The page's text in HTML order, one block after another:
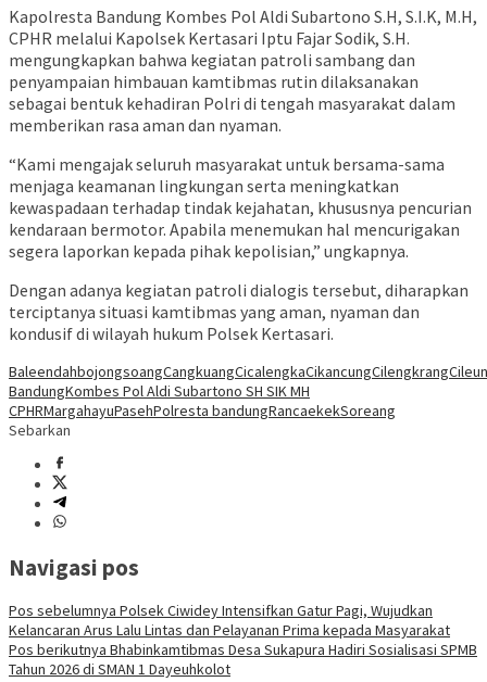
Kapolresta Bandung Kombes Pol Aldi Subartono S.H, S.I.K, M.H,
CPHR melalui Kapolsek Kertasari Iptu Fajar Sodik, S.H.
mengungkapkan bahwa kegiatan patroli sambang dan
penyampaian himbauan kamtibmas rutin dilaksanakan
sebagai bentuk kehadiran Polri di tengah masyarakat dalam
memberikan rasa aman dan nyaman.
“Kami mengajak seluruh masyarakat untuk bersama-sama
menjaga keamanan lingkungan serta meningkatkan
kewaspadaan terhadap tindak kejahatan, khususnya pencurian
kendaraan bermotor. Apabila menemukan hal mencurigakan
segera laporkan kepada pihak kepolisian,” ungkapnya.
Dengan adanya kegiatan patroli dialogis tersebut, diharapkan
terciptanya situasi kamtibmas yang aman, nyaman dan
kondusif di wilayah hukum Polsek Kertasari.
BaleendahbojongsoangCangkuangCicalengkaCikancungCilengkrang
BandungKombes Pol Aldi Subartono SH SIK MH
CPHRMargahayuPasehPolresta bandungRancaekekSoreang
Sebarkan
Navigasi pos
Pos sebelumnya Polsek Ciwidey Intensifkan Gatur Pagi, Wujudkan
Kelancaran Arus Lalu Lintas dan Pelayanan Prima kepada Masyarakat
Pos berikutnya Bhabinkamtibmas Desa Sukapura Hadiri Sosialisasi SPMB
Tahun 2026 di SMAN 1 Dayeuhkolot